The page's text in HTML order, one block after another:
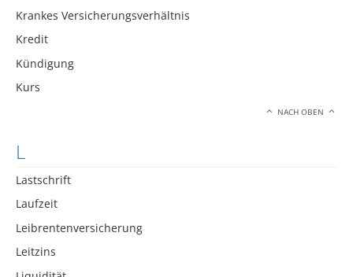
Krankes Versicherungsverhältnis
Kredit
Kündigung
Kurs
NACH OBEN
L
Lastschrift
Laufzeit
Leibrentenversicherung
Leitzins